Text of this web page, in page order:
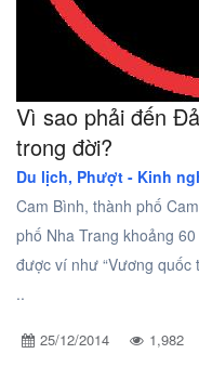
Vì sao phải đến
trong đời?
Du lịch, Phượt - Kinh
Cam Bình, thành phố
phố Nha Trang khoảng
được ví như “Vương quốc
..
25/12/2014 1,982